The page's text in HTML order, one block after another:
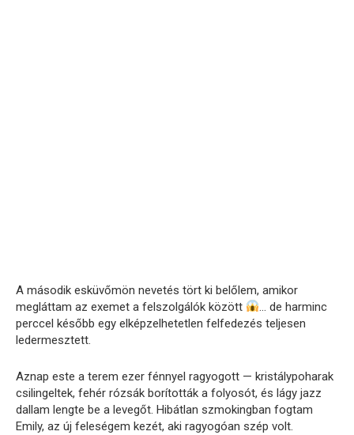
A második esküvőmön nevetés tört ki belőlem, amikor
megláttam az exemet a felszolgálók között
… de harminc
perccel később egy elképzelhetetlen felfedezés teljesen
ledermesztett.
Aznap este a terem ezer fénnyel ragyogott — kristálypoharak
csilingeltek, fehér rózsák borították a folyosót, és lágy jazz
dallam lengte be a levegőt. Hibátlan szmokingban fogtam
Emily, az új feleségem kezét, aki ragyogóan szép volt.